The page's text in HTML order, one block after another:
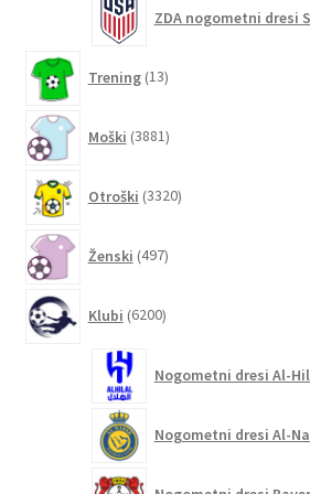
ZDA nogometni dresi
Trening 13izdelkov
Moški 3881izdelkov
Otroški 3320izdelkov
Ženski 497izdelkov
Klubi 6200izdelkov
Nogometni dresi Al-
Nogometni dresi Al-